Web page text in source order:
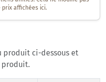
affichées ici.
produit ci-dessous et
produit.